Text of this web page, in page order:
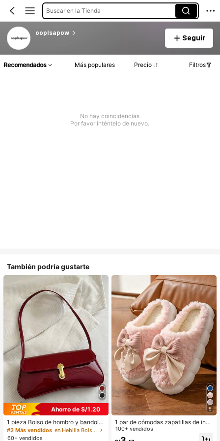
Buscar en la Tienda
ooplsapow
Seguir
Recomendados Más populares Precio Filtros
No hay coincidencias
Por favor inténtelo de nuevo.
También podría gustarte
Ahorro de S/1.20
1 pieza Bolso de hombro y bandoler
a de cuero sintético aceitado retro
para mujer, adecuado para citas, sa
#2 Más vendidos
en Hebilla Bolsos De Hombro De Mujer
60+ vendidos
5
1 par de cómodas zapatillas de invi
erno para mujer, con forro de peluc
he con lazo, suela gruesa antidesliz
100+ vendidos